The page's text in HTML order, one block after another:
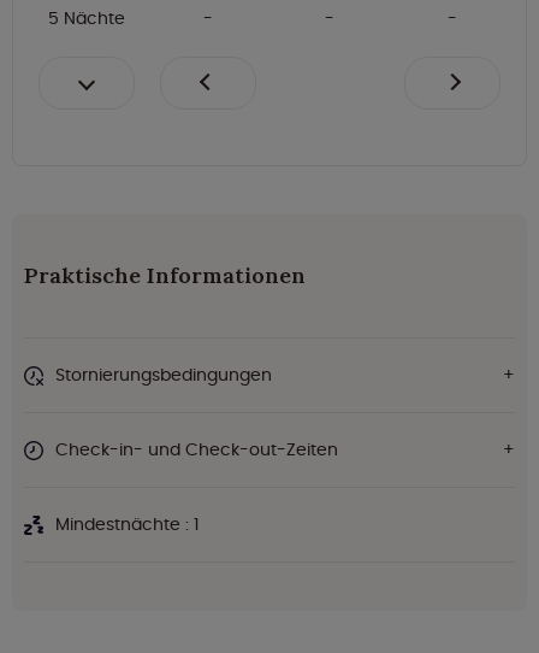
5 Nächte
Praktische Informationen
Stornierungsbedingungen
Check-in- und Check-out-Zeiten
Mindestnächte : 1